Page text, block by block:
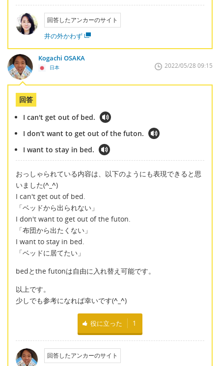
回答したアンカーのサイト
井の外かわず
Kogachi OSAKA
日本 2022/05/28 09:15
回答
I can't get out of bed.
I don't want to get out of the futon.
I want to stay in bed.
おっしゃられている内容は、以下のようにも表現できると思
いました(^_^)
I can't get out of bed.
「ベッドから出られない」
I don't want to get out of the futon.
「布団から出たくない」
I want to stay in bed.
「ベッドに居てたい」
bedとthe futonは自由に入れ替え可能です。
以上です。
少しでも参考になれば幸いです(^_^)
役に立った 1
回答したアンカーのサイト